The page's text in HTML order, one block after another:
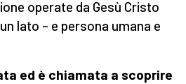
operate da Gesù Cristo
lato – e persona umana e
ed è chiamata a scoprire